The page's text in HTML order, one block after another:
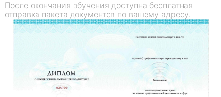
После окончания обучения доступна бесплатная
отправка пакета документов по вашему адресу.